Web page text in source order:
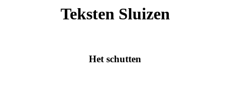
Teksten Sluizen
Het schutten